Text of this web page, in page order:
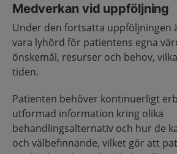
Medverkan vid uppföljning
Under den fortsatta uppföljningen
vara lyhörd för patientens egna
önskemål, resurser och behov,
tiden.
Patienten behöver kontinuerligt
utformad information kring olika
behandlingsalternativ och hur de
och välbefinnande, vilket gör att